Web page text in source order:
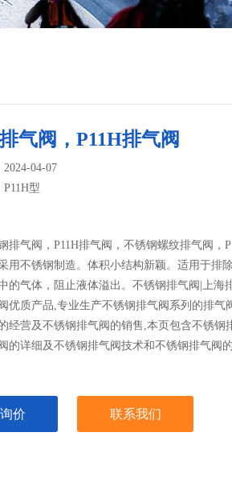
气阀，P11H排气阀
04-07
P11H型
排气阀，P11H排气阀，不锈钢螺纹排气阀，
用不锈钢制造。体积小结构新颖。适用于排
的气体，阻止液体溢出。不锈钢排气阀|上海
优质产品,专业生产不锈钢排气阀系列的排气
经营及不锈钢排气阀的销售,本页包含不锈钢
的详细及不锈钢排气阀技术和不锈钢排气阀的
价 联系我们